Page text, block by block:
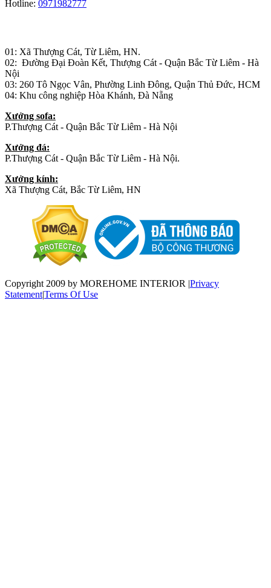
Hotline: 0971982777
01: Xã Thượng Cát, Từ Liêm, HN.
02: Đường Đại Đoàn Kết, Thượng Cát - Quận Bắc Từ Liêm - Hà
Nội
03: 260 Tô Ngọc Vân, Phường Linh Đông, Quận Thủ Đức, HCM
04: Khu công nghiệp Hòa Khánh, Đà Nẵng
Xưởng sofa:
P.Thượng Cát - Quận Bắc Từ Liêm - Hà Nội
Xưởng đá:
P.Thượng Cát - Quận Bắc Từ Liêm - Hà Nội.
Xưởng kính:
Xã Thượng Cát, Bắc Từ Liêm, HN
Copyright 2009 by MOREHOME INTERIOR |Privacy
Statement|Terms Of Use